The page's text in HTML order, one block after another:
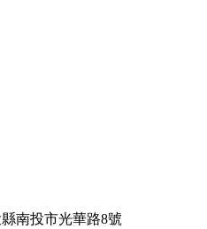
南投市光華路8號